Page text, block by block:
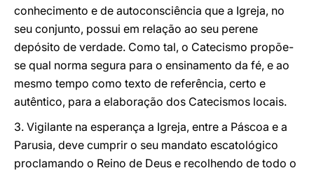
conhecimento e de autoconsciência que a Igreja, no
seu conjunto, possui em relação ao seu perene
depósito de verdade. Como tal, o Catecismo propõe-
se qual norma segura para o ensinamento da fé, e ao
mesmo tempo como texto de referência, certo e
autêntico, para a elaboração dos Catecismos locais.
3. Vigilante na esperança a Igreja, entre a Páscoa e a
Parusia, deve cumprir o seu mandato escatológico
proclamando o Reino de Deus e recolhendo de todo o